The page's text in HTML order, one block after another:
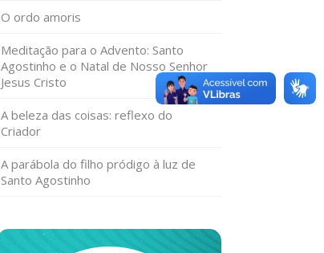
O ordo amoris
Meditação para o Advento: Santo
Agostinho e o Natal de Nosso Senhor
Jesus Cristo
A beleza das coisas: reflexo do
Criador
A parábola do filho pródigo à luz de
Santo Agostinho